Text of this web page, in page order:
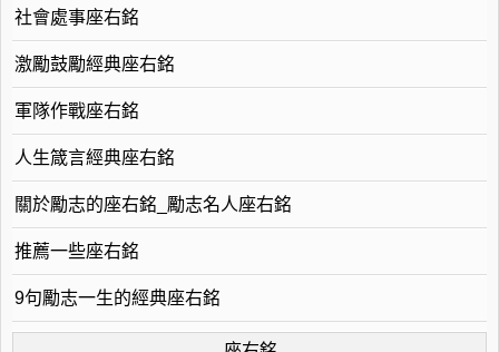
社會處事座右銘
激勵鼓勵經典座右銘
軍隊作戰座右銘
人生箴言經典座右銘
關於勵志的座右銘_勵志名人座右銘
推薦一些座右銘
9句勵志一生的經典座右銘